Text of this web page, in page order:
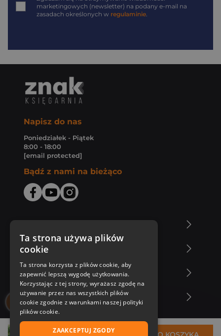
marketingowych (newsletter) na podany e-mail na
zasadach określonych w regulaminie.
Napisz do nas
Poniedziałek - Piątek
8:00 - 18:00
[email protected]
Bądź z nami na bieżąco
Zakupy u nas
Nasza oferta
Nasi autorzy
Ta strona używa plików
cookie
Ta strona korzysta z plików cookie, aby
zapewnić lepszą wygodę użytkowania.
Korzystając z tej strony, wyrażasz zgodę na
używanie przez nas wszystkich plików
cookie zgodnie z warunkami naszej polityki
plików cookie.
ZAAKCEPTUJ ZGODY